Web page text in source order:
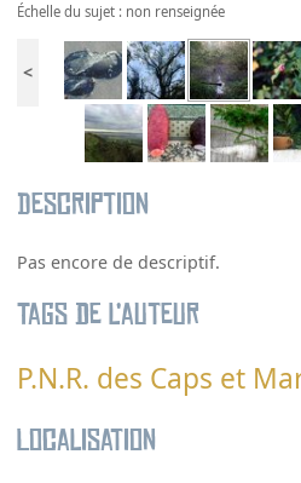
Échelle du sujet : non renseignée
<
Description
Pas encore de descriptif.
Tags de l’auteur
P.N.R. des Caps et
Localisation